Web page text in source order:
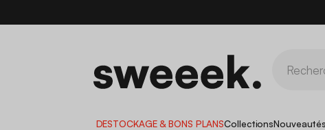
DESTOCKAGE & BONS PLANSCollections